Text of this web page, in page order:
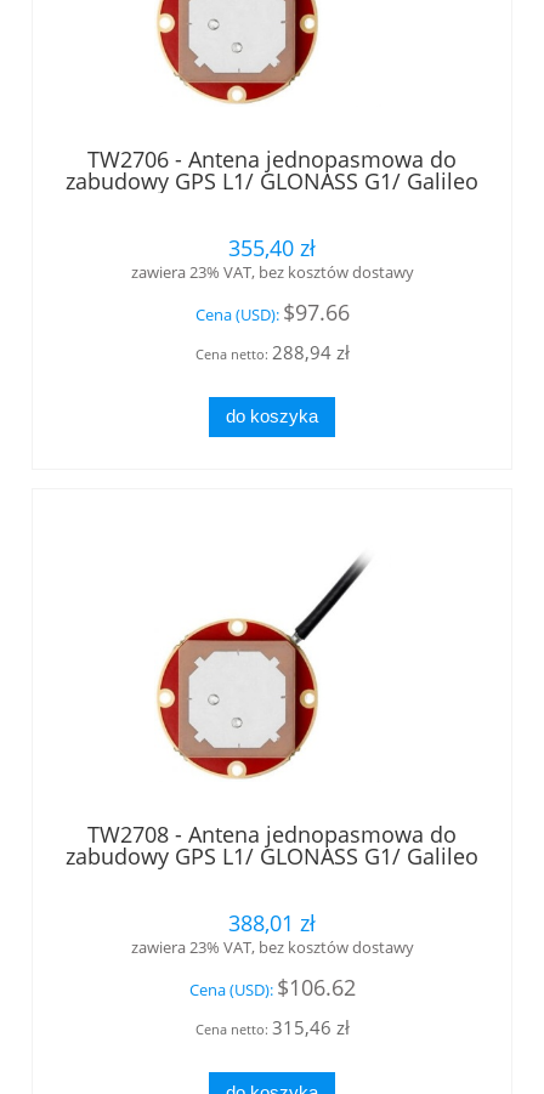
TW2706 - Antena jednopasmowa do
zabudowy GPS L1/ GLONASS G1/ Galileo
E1/BeiDou B1/ SBAS, LNA 28 dB/16 VDC
Tallysman®
355,40 zł
zawiera 23% VAT, bez kosztów dostawy
Cena (USD): $97.66
Cena netto: 288,94 zł
do koszyka
TW2708 - Antena jednopasmowa do
zabudowy GPS L1/ GLONASS G1/ Galileo
E1/BeiDou B1/ SBAS, + filtr wstępny, LNA
kąt. Tallysman® (1)
388,01 zł
zawiera 23% VAT, bez kosztów dostawy
Cena (USD): $106.62
Cena netto: 315,46 zł